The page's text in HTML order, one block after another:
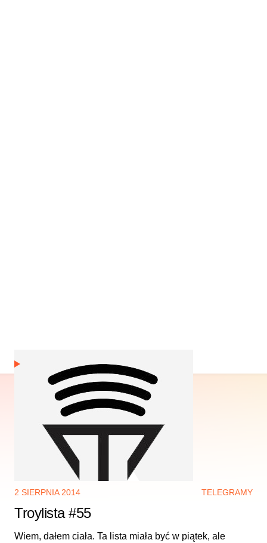
2 SIERPNIA 2014 TELEGRAMY
Troylista #55
Wiem, dałem ciała. Ta lista miała być w piątek, ale